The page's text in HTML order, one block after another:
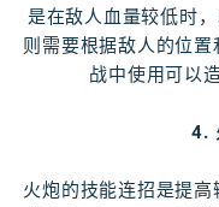
是在敌人血量较低时
则需要根据敌人的位
战中使用可以
4.
火炮的技能连招是提